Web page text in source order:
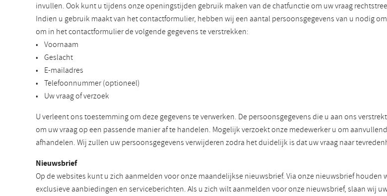
invullen. Ook kunt u tijdens onze openingstijden gebruik maken van de chatfunctie om uw vraag
Indien u gebruik maakt van het contactformulier, hebben wij een aantal persoonsgegevens van u nodig
om in het contactformulier de volgende gegevens te verstrekken:
• Voornaam
• Geslacht
• E-mailadres
• Telefoonnummer (optioneel)
• Uw vraag of verzoek
U verleent ons toestemming om deze gegevens te verwerken. De persoonsgegevens die u aan ons
om uw vraag op een passende manier af te handelen. Mogelijk verzoekt onze medewerker u om
afhandelen. Wij zullen uw persoonsgegevens verwijderen zodra het duidelijk is dat uw vraag naar
Nieuwsbrief
Op de websites kunt u zich aanmelden voor onze maandelijkse nieuwsbrief. Via onze nieuwsbrief
exclusieve aanbiedingen en serviceberichten. Als u zich wilt aanmelden voor onze nieuwsbrief, slaan wij